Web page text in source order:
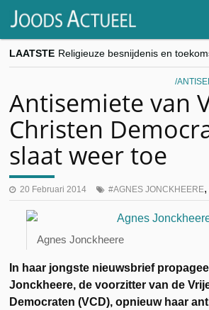
LAATSTE
Antisemiete van
Christen
slaat weer toe
20 Februari 2014 AGNES JONCKHEERE
Agnes Jonckheere
In haar jongste nieuwsbrief
Jonckheere, de voorzitter van de
Democraten (VCD), opnieuw haar